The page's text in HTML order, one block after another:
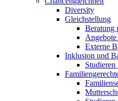
Diversity
Gleichstellung
Beratung
Externe
Inklusion und